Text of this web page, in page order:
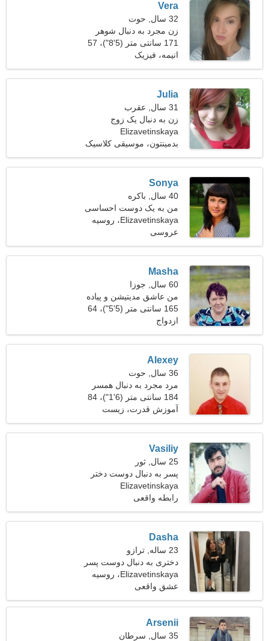
Vera
32 سال, حوت
زن مجرد به دنبال شوهر
171 سانتی متر (5'8")، 57
کیلوگرم (125 پوند)
انیمه، فیزیک
Julia
31 سال, عقرب
زن به دنبال یک زوج
Elizavetinskaya
بدمینتون، موسیقی کلاسیک
Sonya
40 سال, باکره
من به یک دوست احساسی
نیاز دارم
Elizavetinskaya، روسیه
عروسی
Masha
60 سال, جوزا
من عاشق مدیتیشن و پیاده
روی در فضای باز هستم165 سانتی متر (5'5")، 64
کیلوگرم (141 پوند)
ازدواج
Alexey
36 سال, حوت
مرد مجرد به دنبال همسر
184 سانتی متر (6'1")، 84
کیلوگرم (185 پوند)
آموزش قدرت، زیست
شناسی
Vasiliy
25 سال, ثور
پسر به دنبال دوست دختر
است 24-30
Elizavetinskaya
رابطه واقعی
Dasha
23 ساله, ترازو
دختری به دنبال دوست پسر
27-32
Elizavetinskaya، روسیه
عشق واقعی
Arsenii
35 سال, سرطان